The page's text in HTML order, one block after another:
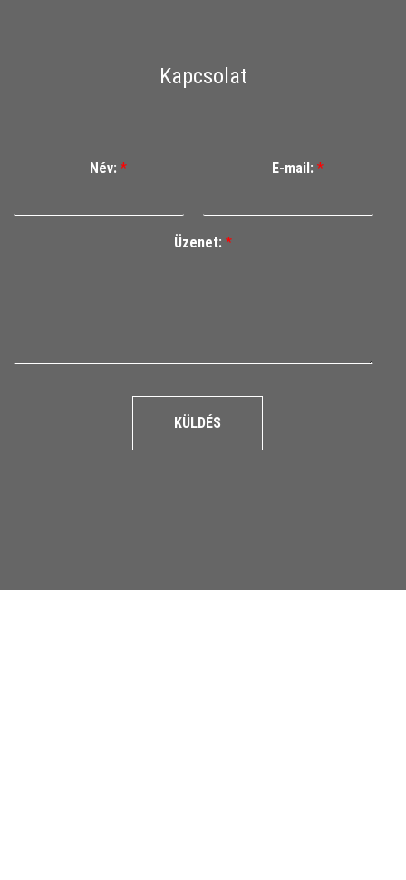
Kapcsolat
Név: * E-mail: *
Üzenet: *
KÜLDÉS